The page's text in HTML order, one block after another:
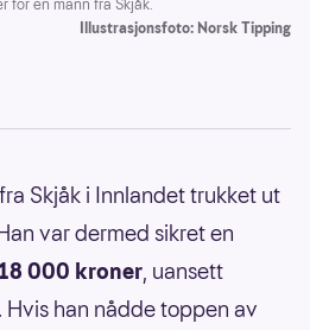
Illustrasjonsfoto: Norsk Tipping
Skjåk i Innlandet trukket ut
var dermed sikret en
000 kroner, uansett
han nådde toppen av